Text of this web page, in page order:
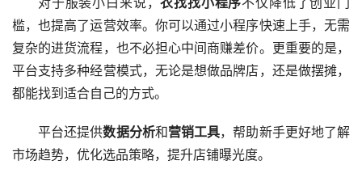
槛，也提高了运营效率。你可以通过小程序快速上手，无需
复杂的进货流程，也不必担心中间商赚差价。更重要的是，
平台支持多种经营模式，无论是想做品牌店，还是做摆摊，
都能找到适合自己的方式。
平台还提供数据分析和营销工具，帮助新手更好地了解
市场趋势，优化选品策略，提升店铺曝光度。